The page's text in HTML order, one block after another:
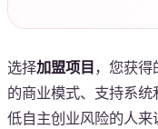
选择加盟项目 ，您获
的商业模式、支持系
低自主创业风险的人